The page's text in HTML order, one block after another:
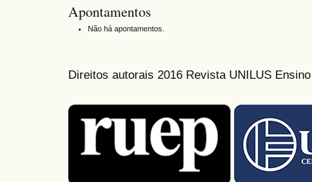
Apontamentos
Não há apontamentos.
Direitos autorais 2016 Revista UNILUS